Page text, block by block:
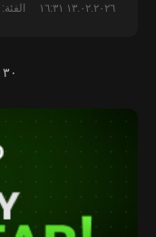
١٣.٠٢.٢٠٢٦ ١٦:٣١ الفئة:
٣٠ ديسمبر ٢٠٢٥, الثلاثاء